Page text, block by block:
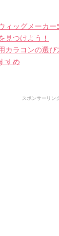
ィッグメーカ
見つけよう！
カラコンの選
すめ
スポンサーリン